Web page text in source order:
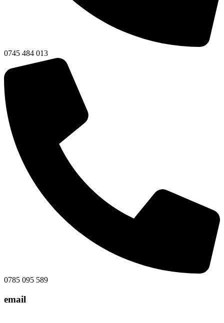
0745 484 013
0785 095 589
email